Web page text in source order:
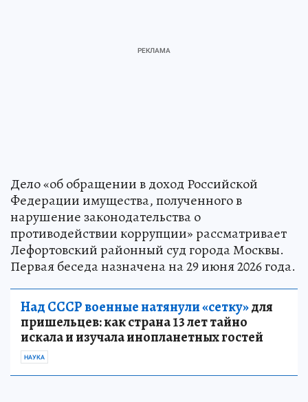
Дело «об обращении в доход Российской
Федерации имущества, полученного в
нарушение законодательства о
противодействии коррупции» рассматривает
Лефортовский районный суд города Москвы.
Первая беседа назначена на 29 июня 2026 года.
Над СССР военные натянули «сетку»для
пришельцев: как страна 13 лет тайно
искала и изучала инопланетных гостей
НАУКА